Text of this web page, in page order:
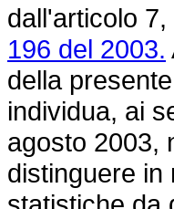
dall'articolo
196 del 2003.
della
individua, ai
agosto 2003,
distinguere in